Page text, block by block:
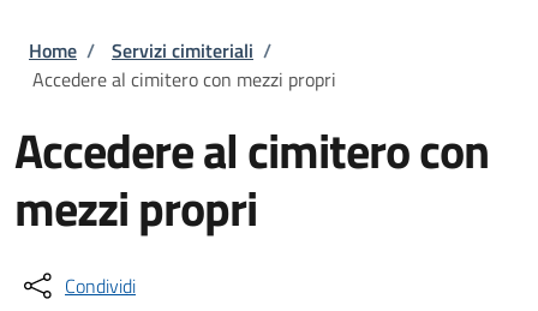
Briciole di pane
Home / Servizi cimiteriali /
Accedere al cimitero con mezzi propri
Accedere al cimitero con
mezzi propri
Condividi